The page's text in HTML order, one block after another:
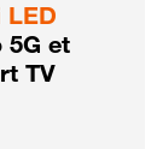
LED
5G et
TV